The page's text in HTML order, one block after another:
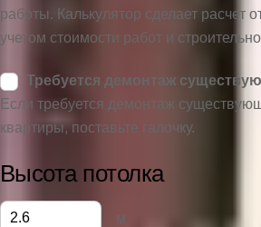
работы. Калькулятор сделает расчет
учетом стоимости работ и
Требуется демонтаж
Если требуется демонтаж
квартиры, поставьте галочку.
Высота потолка
м